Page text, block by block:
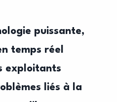
puissante,
temps réel
exploitants
liés à la